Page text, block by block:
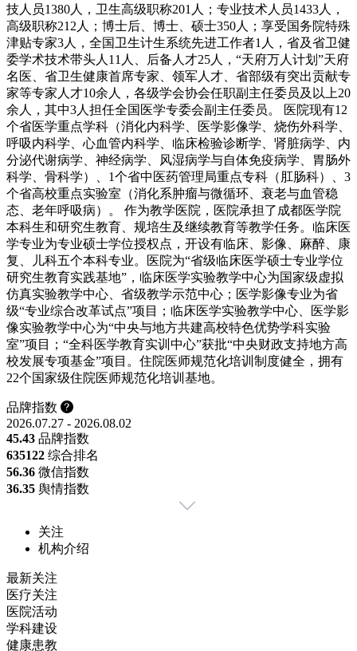
技人员1380人，卫生高级职称201人；专业技术人员1433人，
高级职称212人；博士后、博士、硕士350人；享受国务院特殊
津贴专家3人，全国卫生计生系统先进工作者1人，省及省卫健
委学术技术带头人11人、后备人才25人，“天府万人计划”天府
名医、省卫生健康首席专家、领军人才、省部级有突出贡献专
家等专家人才10余人，各级学会协会任职副主任委员及以上20
余人，其中3人担任全国医学专委会副主任委员。 医院现有12
个省医学重点学科（消化内科学、医学影像学、烧伤外科学、
呼吸内科学、心血管内科学、临床检验诊断学、肾脏病学、内
分泌代谢病学、神经病学、风湿病学与自体免疫病学、胃肠外
科学、骨科学）、1个省中医药管理局重点专科（肛肠科）、3
个省高校重点实验室（消化系肿瘤与微循环、衰老与血管稳
态、老年呼吸病）。 作为教学医院，医院承担了成都医学院
本科生和研究生教育、规培生及继续教育等教学任务。临床医
学专业为专业硕士学位授权点，开设有临床、影像、麻醉、康
复、儿科五个本科专业。医院为“省级临床医学硕士专业学位
研究生教育实践基地”，临床医学实验教学中心为国家级虚拟
仿真实验教学中心、省级教学示范中心；医学影像专业为省
级“专业综合改革试点”项目；临床医学实验教学中心、医学影
像实验教学中心为“中央与地方共建高校特色优势学科实验
室”项目；“全科医学教育实训中心”获批“中央财政支持地方高
校发展专项基金”项目。住院医师规范化培训制度健全，拥有
22个国家级住院医师规范化培训基地。
品牌指数
2026.07.27 - 2026.08.02
45.43 品牌指数
635122 综合排名
56.36 微信指数
36.35 舆情指数
关注
机构介绍
最新关注
医疗关注
医院活动
学科建设
健康患教